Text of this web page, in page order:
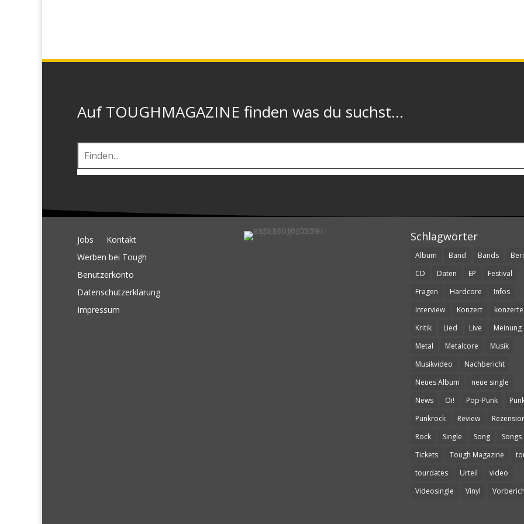
Auf TOUGHMAGAZINE finden was du suchst...
Jobs
Kontakt
Werben bei Tough
Benutzerkonto
Datenschutzerklärung
Impressum
Schlagwörter
Album Band Bands
CD
Daten EP
Festival
Fragen
Hardcore
Infos
Interview
Konzert
konzerte
Kritik
Lied Live
Meinung
Metal
Metalcore
Musik
Musikvideo
Nachbericht
Neues Album
neue single
News
Oi! Pop-Punk
Punkrock
Review
Rock
Single Song
Songs
Tickets
Tough Magazine
tourdates
Urteil
video
Videosingle
Vinyl